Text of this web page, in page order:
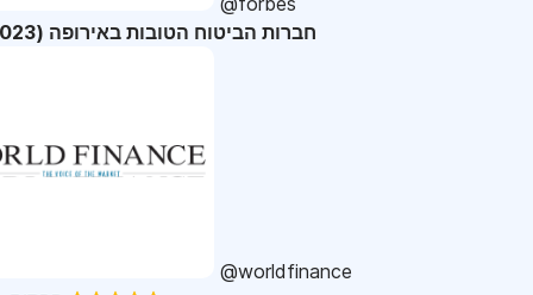
36 חברות הביטוח הטובות באירופה (2023)
@worldfinance